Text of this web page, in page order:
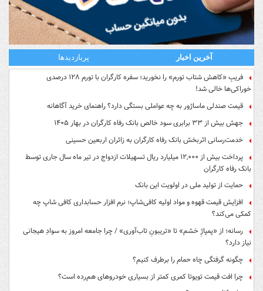
آخرین اخبار پربازدیدها
فریبِ «کاهش شتاب تورم» را نخورید؛ سفره کارگران با تورم ۱۲۸ درصدی
خوراکی‌ها خالی شد!
قیمت صندلی ماساژور به چه عواملی بستگی دارد؟ راهنمای خرید آگاهانه
جهش بیش از ۳۳ برابری سود خالص بانک رفاه کارگران در بهار ۱۴۰۵
خدمت‌رسانی اثربخش بانک رفاه کارگران به زائران اربعین حسینی
پرداخت بیش از ۱۲,۰۰۰ میلیارد ریال تسهیلات ازدواج در تیر ماه سال جاری توسط
بانک رفاه کارگران
حمایت از تولید ملی در اولویت این بانک
افزایش قیمت قهوه و مواد اولیه کافی‌شاپ؛ نرم افزار حسابداری کافی شاپ چه
کمکی می‌کند؟
رسانه؛ از «پمپاژِ خشم» تا «تریبونِ تاب‌آوری» / چرا جامعه امروز به سوادِ هیجانی
نیاز دارد؟
چگونه گرفتگی چاه حمام را برطرف کنیم؟
چرا افت قیمت تویوتا کمری کمتر از بسیاری خودروهای هم‌رده است؟